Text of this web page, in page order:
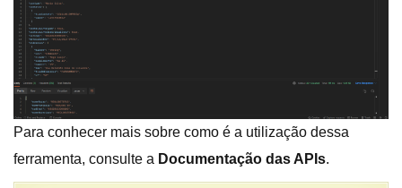
Para conhecer mais sobre como é a utilização dessa
ferramenta, consulte a Documentação das APIs.